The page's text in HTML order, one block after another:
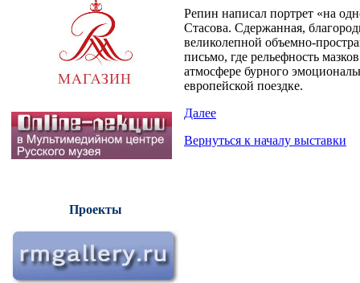
Проекты
Репин написал портрет «на
Стасова. Сдержанная,
великолепной объемно-
письмо, где рельефность
атмосфере бурного
европейской поездке.
Далее
Вернуться к началу выставки